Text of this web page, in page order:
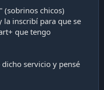
(sobrinos chicos)
la inscribí para que se
que tengo
servicio y pensé